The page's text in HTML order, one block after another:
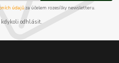
údajůza účelem rozesílky newsletteru.
kdykoli odhlásit.